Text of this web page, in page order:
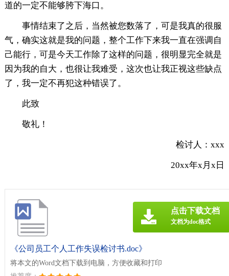
道的一定不能够胯下海口。
事情结束了之后，当然被您数落了，可是我真的很服
气，确实这就是我的问题，整个工作下来我一直在强调自
己能行，可是今天工作除了这样的问题，很明显完全就是
因为我的自大，也很让我难受，这次也让我正视这些缺点
了，我一定不再犯这种错误了。
此致
敬礼！
检讨人：xxx
20xx年x月x日
《公司员工个人工作失误检讨书.doc》
将本文的Word文档下载到电脑，方便收藏和打印
点击下载文档
文档为doc格式